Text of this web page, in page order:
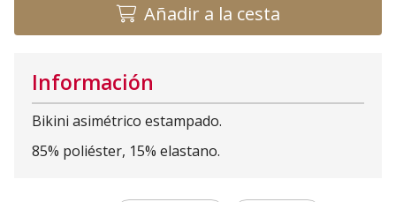
Añadir a la cesta
Información
Bikini asimétrico estampado.
85% poliéster, 15% elastano.